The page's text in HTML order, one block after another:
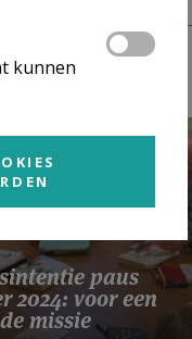
paus
2024: voor een
missie
kunnen